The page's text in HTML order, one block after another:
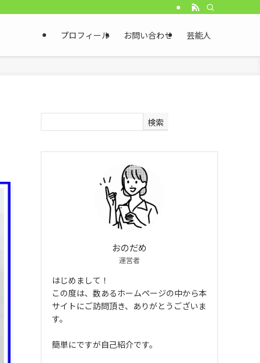
プロフィール お問い合わせ 芸能人
検索
おのだめ
運営者
はじめまして！
この度は、数あるホームページの中から本
サイトにご訪問頂き、ありがとうございま
す。
簡単にですが自己紹介です。